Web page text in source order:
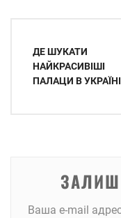
записів
ДЕ ШУКАТИ
НАЙКРАСИВІШІ
ПАЛАЦИ В УКРАЇНІ
Ваша e-mail